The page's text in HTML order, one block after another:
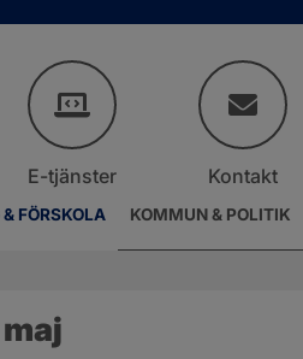
FÖRSKOLA KOMMUN & POLITIK
E-tjänster Kontakt